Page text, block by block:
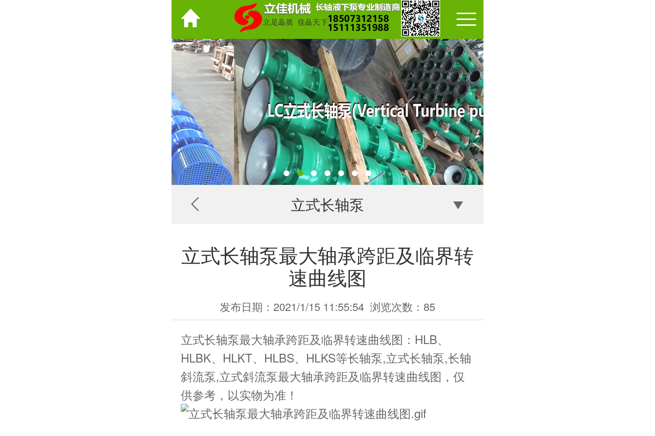
立式长轴泵
立式长轴泵最大轴承跨距及临界转
速曲线图
发布日期：2021/1/15 11:55:54 浏览次数： 85
立式长轴泵最大轴承跨距及临界转速曲线图：HLB、
HLBK、HLKT、HLBS、HLKS等长轴泵,立式长轴泵,长轴
斜流泵,立式斜流泵最大轴承跨距及临界转速曲线图，仅
供参考，以实物为准！